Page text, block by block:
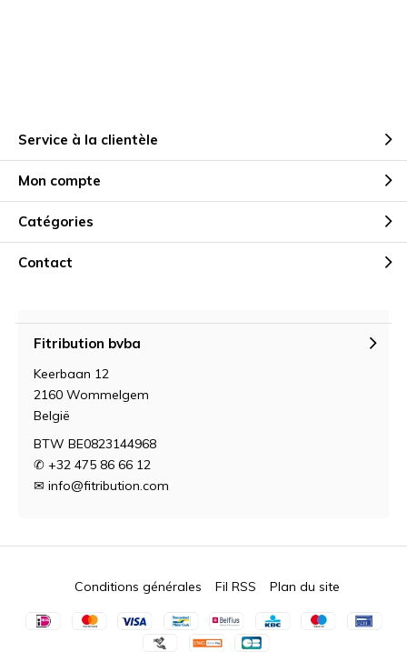
Service à la clientèle
Mon compte
Catégories
Contact
Fitribution bvba
Keerbaan 12
2160 Wommelgem
België
BTW BE0823144968
✆ +32 475 86 66 12
✉ info@fitribution.com
Conditions générales Fil RSS Plan du site